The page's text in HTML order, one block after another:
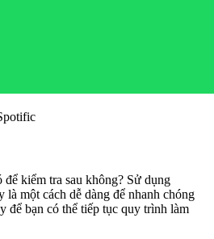
kiểm tra sau không? Sử dụng
một cách dễ dàng để nhanh chóng
để bạn có thể tiếp tục quy trình làm